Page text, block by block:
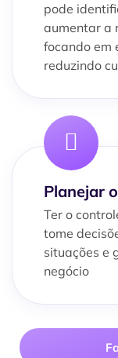
pode
aumentar a
focando em
reduzindo
Planejar
Ter o
tome
situações e
negócio